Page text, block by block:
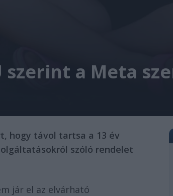
szerint a Meta
hogy távol tartsa a 13 év
szóló rendelet
jár el az elvárható